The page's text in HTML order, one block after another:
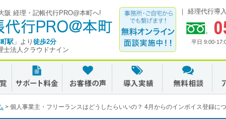
阪 経理・記帳代行PRO@本町へ!
駅 」より 徒歩2分
士法人クラウドナイン
経理代行導
平日 9:00-
> 個人事業主・フリーランスはどうしたらいいの？ 4月からのインボイス登録に